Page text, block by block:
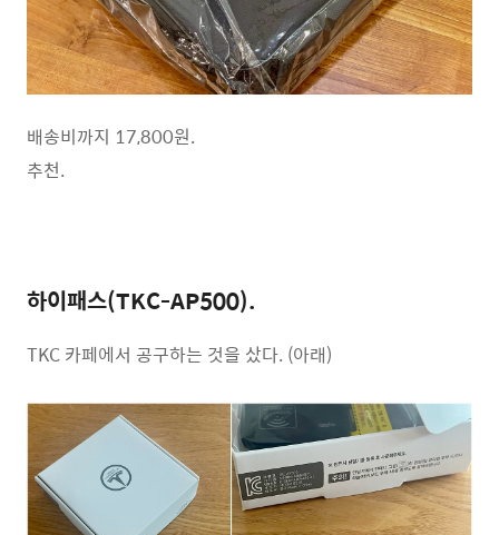
배송비까지 17,800원.
추천.
하이패스(TKC-AP500).
TKC 카페에서 공구하는 것을 샀다. (아래)